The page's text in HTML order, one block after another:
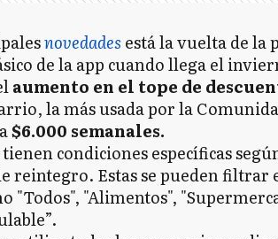
novedades está la vuelta de la
de la app cuando llega el
aumento en el tope de
la más usada por la
$6.000 semanales.
tienen condiciones específicas
reintegro. Estas se pueden filtrar
"Todos", "Alimentos",